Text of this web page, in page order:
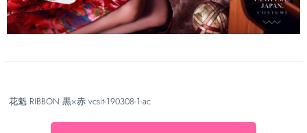
花魁 RIBBON 黒×赤 vcsit-190308-1-ac